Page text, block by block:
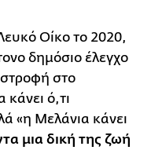
Οίκο το 2020,
δημόσιο έλεγχο
στο
κάνει ό,τι
«η Μελάνια κάνει
μια δική της ζωή